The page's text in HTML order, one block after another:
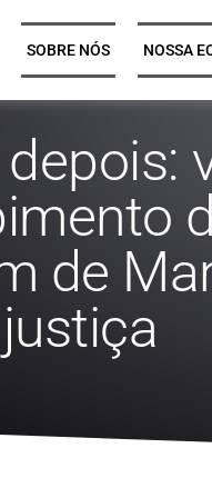
SOBRE NÓS NOSSA
executiva
sênior
executiva
sênior
de